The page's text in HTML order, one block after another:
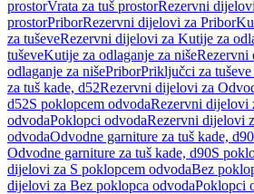
prostorVrata za tuš prostorRezervni
prostorPriborRezervni dijelovi za Pribor
za tuševeRezervni dijelovi za Kutije za
tuševeKutije za odlaganje za nišeRezervni
odlaganje za nišePriborPriključci za
za tuš kade, d52Rezervni dijelovi za
d52S poklopcem odvodaRezervni dijelovi
odvodaPoklopci odvodaRezervni dijelovi
odvodaOdvodne garniture za tuš kade, d90
Odvodne garniture za tuš kade, d90S
dijelovi za S poklopcem odvodaBez
dijelovi za Bez poklopca odvodaPoklopci